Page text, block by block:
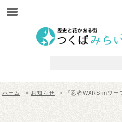
ホーム > お知らせ > 『忍者WARS inワー